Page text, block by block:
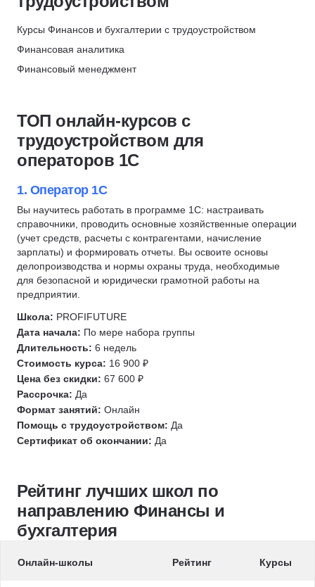
Скидка 6%
НИПКЭФ
Скидка 6%
Сити Бизнес Скул - City Business School
РСБУ
Бухгалтерский учет
Бюджетирование
БДР
Налоговый учет
Инвестиционная аналитика
Финансовый директор
Корпоративные финансы
Программа 1С
Аудит
Юнит-экономика
Бухгалтер-калькулятор
Банковское дело
Налогообложение
Налоговая отчетность
Бухгалтерская отчетность
Бухгалтер-ревизор
Инвестирование
Инвестиционная привлекательность
Криптовалюты
Аудитор
1С:Бухгалтерия
1С: Зарплата и управление персоналом
Криптовалюты
Курсы Финансов и бухгалтерии с трудоустройством
Финансовая аналитика
Финансовый менеджмент
Экономика
Корпоративные финансы
Финансовый учет
Финансовая отчетность
Экономический анализ
Бухгалтерский учет
МСФО
Бюджетирование
P&L
NPV
WACC
CAPM
DCF
IRR
УСН
Юнит-экономика
Управление кредитными рисками
Оценка бизнеса
Казначей
Управление денежными потоками
ТОП онлайн-курсов с
трудоустройством для
операторов 1С
1. Оператор 1С
Вы научитесь работать в программе 1С: настраивать
справочники, проводить основные хозяйственные операции
(учет средств, расчеты с контрагентами, начисление
зарплаты) и формировать отчеты. Вы освоите основы
делопроизводства и нормы охраны труда, необходимые
для безопасной и юридически грамотной работы на
предприятии.
Школа: PROFIFUTURE
Дата начала: По мере набора группы
Длительность: 6 недель
Стоимость курса: 16 900 ₽
Цена без скидки: 67 600 ₽
Рассрочка: Да
Формат занятий: Онлайн
Помощь с трудоустройством: Да
Сертификат об окончании: Да
Рейтинг лучших школ по
направлению Финансы и
бухгалтерия
Онлайн-школы Рейтинг Курсы